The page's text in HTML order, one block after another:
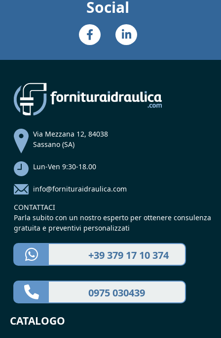
Social
Via Mezzana 12, 84038
Sassano (SA)
Lun-Ven 9:30-18.00
info@fornituraidraulica.com
CONTATTACI
Parla subito con un nostro esperto per ottenere consulenza
gratuita e preventivi personalizzati
+39 379 17 10 374
0975 030439
CATALOGO